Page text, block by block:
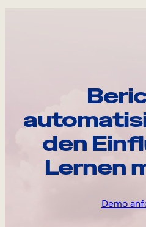
den
Lernen
Demo